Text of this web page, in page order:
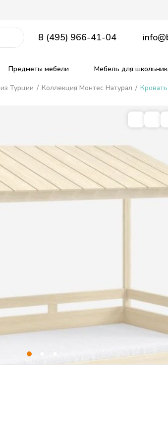
8 (495) 966-41-04
Прованс
Комплекты
Комнаты из
спальным местом
Кровати
Детские
Предметы мебели
Столы и
Ящики для
Мебель для
Матрасы,
Турции / Коллекция Монтес Натурал /